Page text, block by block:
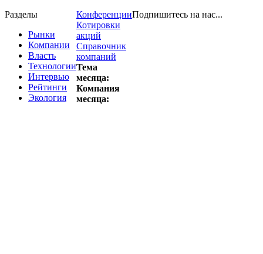
Разделы
Рынки
Компании
Власть
Технологии
Интервью
Рейтинги
Экология
Конференции
Котировки
акций
Справочник
компаний
Тема
месяца:
Компания
месяца:
Подпишитесь на нас...